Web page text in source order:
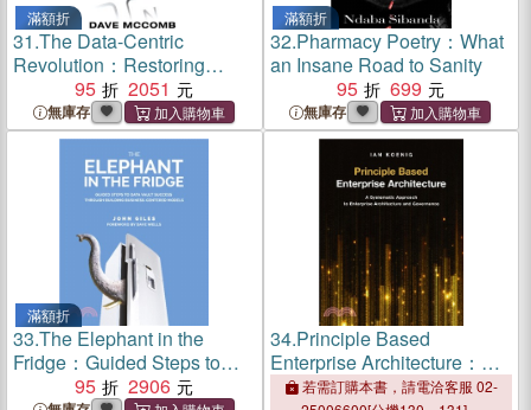
滿額折
31.The Data-Centric
Revolution：Restoring
Sanity to Enterprise
Information Systems
95 2051
無庫存
滿額折
32.Pharmacy Poetry：What
an Insane Road to Sanity
95
699
無庫存
滿額折
33.The Elephant in the
Fridge：Guided Steps to
Data Vault Success through
95 2906
34.Principle Based
Enterprise Architecture：A
Systematic Approach to
若需訂購本書，請電洽客服 02-